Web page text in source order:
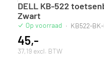
DELL KB-522
Zwart
Op voorraad · KB522-BK-
45,-
37,19 excl. BTW